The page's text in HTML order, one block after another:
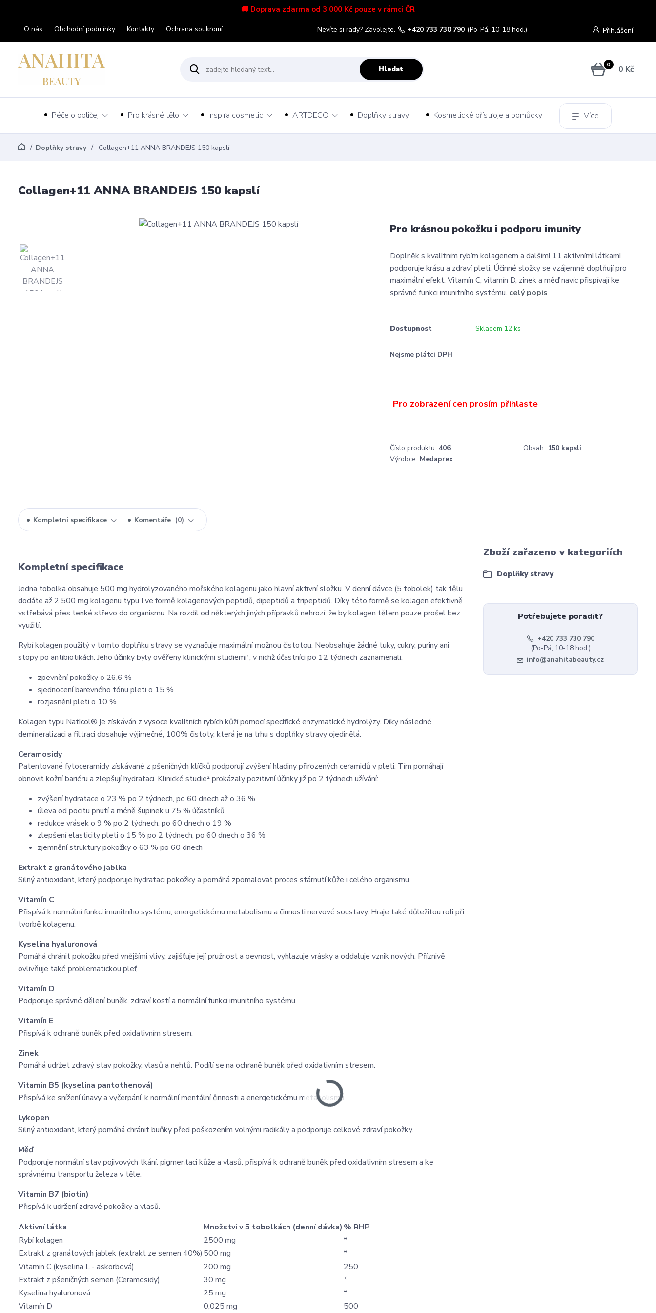
🚚 Doprava zdarma od 3 000 Kč pouze v rámci ČR
O nás Obchodní podmínky Kontakty Ochrana soukromí Přihlášení
Hledat
Nevíte si rady? Zavolejte. +420 733 730 790 (Po-Pá, 10-18 hod.)
0 0 Kč
Péče o obličej Pro krásné tělo Inspira cosmetic ARTDECO Doplňky stravy Kosmetické přístroje a pomůcky Více
Doplňky stravy Collagen+11 ANNA BRANDEJS 150 kapslí
Collagen+11 ANNA BRANDEJS 150 kapslí
Pro krásnou pokožku i podporu imunity
Doplněk s kvalitním rybím kolagenem a dalšími 11 aktivními látkami
podporuje krásu a zdraví pleti. Účinné složky se vzájemně doplňují pro
maximální efekt. Vitamín C, vitamín D, zinek a měď navíc přispívají ke
správné funkci imunitního systému. celý popis
Dostupnost Skladem 12 ks
Nejsme plátci DPH
Číslo produktu: 406 Obsah: 150 kapslí
Výrobce: Medaprex
Kompletní specifikace Komentáře 0
Kompletní specifikace
Jedna tobolka obsahuje 500 mg hydrolyzovaného mořského kolagenu jako hlavní aktivní složku. V denní dávce (5 tobolek) tak tělu
dodáte až 2 500 mg kolagenu typu I ve formě kolagenových peptidů, dipeptidů a tripeptidů. Díky této formě se kolagen efektivně
vstřebává přes tenké střevo do organismu. Na rozdíl od některých jiných přípravků nehrozí, že by kolagen tělem pouze prošel bez
využití.
Rybí kolagen použitý v tomto doplňku stravy se vyznačuje maximální možnou čistotou. Neobsahuje žádné tuky, cukry, puriny ani
stopy po antibiotikách. Jeho účinky byly ověřeny klinickými studiemi¹, v nichž účastníci po 12 týdnech zaznamenali:
zpevnění pokožky o 26,6 %
sjednocení barevného tónu pleti o 15 %
rozjasnění pleti o 10 %
Kolagen typu Naticol® je získáván z vysoce kvalitních rybích kůží pomocí specifické enzymatické hydrolýzy. Díky následné
demineralizaci a filtraci dosahuje výjimečné, 100% čistoty, která je na trhu s doplňky stravy ojedinělá.
Ceramosidy
Patentované fytoceramidy získávané z pšeničných klíčků podporují zvýšení hladiny přirozených ceramidů v pleti. Tím pomáhají
obnovit kožní bariéru a zlepšují hydrataci. Klinické studie² prokázaly pozitivní účinky již po 2 týdnech užívání:
zvýšení hydratace o 23 % po 2 týdnech, po 60 dnech až o 36 %
úleva od pocitu pnutí a méně šupinek u 75 % účastníků
redukce vrásek o 9 % po 2 týdnech, po 60 dnech o 19 %
zlepšení elasticity pleti o 15 % po 2 týdnech, po 60 dnech o 36 %
zjemnění struktury pokožky o 63 % po 60 dnech
Extrakt z granátového jablka
Silný antioxidant, který podporuje hydrataci pokožky a pomáhá zpomalovat proces stárnutí kůže i celého organismu.
Vitamín C
Přispívá k normální funkci imunitního systému, energetickému metabolismu a činnosti nervové soustavy. Hraje také důležitou roli při
tvorbě kolagenu.
Kyselina hyaluronová
Pomáhá chránit pokožku před vnějšími vlivy, zajišťuje její pružnost a pevnost, vyhlazuje vrásky a oddaluje vznik nových. Příznivě
ovlivňuje také problematickou pleť.
Vitamín D
Podporuje správné dělení buněk, zdraví kostí a normální funkci imunitního systému.
Vitamín E
Přispívá k ochraně buněk před oxidativním stresem.
Zinek
Pomáhá udržet zdravý stav pokožky, vlasů a nehtů. Podílí se na ochraně buněk před oxidativním stresem.
Vitamín B5 (kyselina pantothenová)
Přispívá ke snížení únavy a vyčerpání, k normální mentální činnosti a energetickému metabolismu.
Lykopen
Silný antioxidant, který pomáhá chránit buňky před poškozením volnými radikály a podporuje celkové zdraví pokožky.
Měď
Podporuje normální stav pojivových tkání, pigmentaci kůže a vlasů, přispívá k ochraně buněk před oxidativním stresem a ke
správnému transportu železa v těle.
Vitamín B7 (biotin)
Přispívá k udržení zdravé pokožky a vlasů.
Aktivní látka
Množství v 5 tobolkách (denní dávka) % RHP
Rybí kolagen
2500 mg
*
Extrakt z granátových jablek (extrakt ze semen 40%) 500 mg
*
Vitamin C (kyselina L - askorbová)
200 mg
250
Extrakt z pšeničných semen (Ceramosidy)
30 mg
*
Kyselina hyaluronová
25 mg
*
Vitamín D
0,025 mg 500
Zboží zařazeno v kategoriích
Doplňky stravy
Potřebujete poradit?
+420 733 730 790
(Po-Pá, 10-18 hod.)
info@anahitabeauty.cz